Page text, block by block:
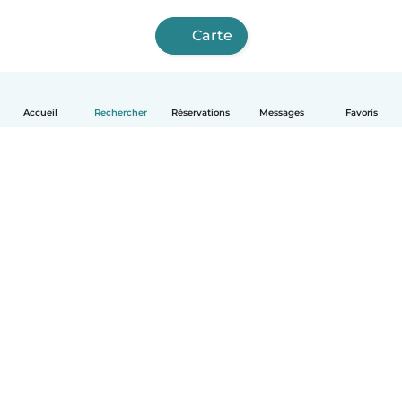
Accueil Rechercher Réservations Messages Favoris
Carte